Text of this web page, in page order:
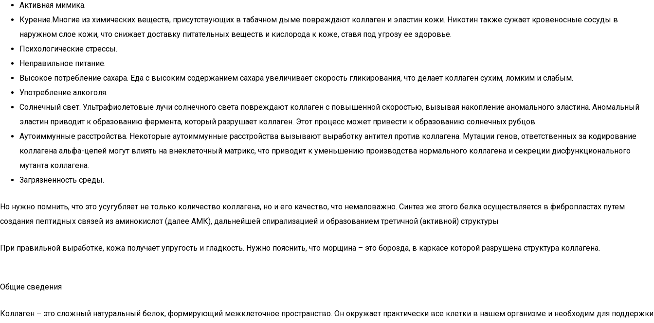
Активная мимика.
Курение.Многие из химических веществ, присутствующих в табачном дыме повреждают коллаген и эластин кожи. Никотин также сужает кровеносные сосуды в
наружном слое кожи, что снижает доставку питательных веществ и кислорода к коже, ставя под угрозу ее здоровье.
Психологические стрессы.
Неправильное питание.
Высокое потребление сахара. Еда с высоким содержанием сахара увеличивает скорость гликирования, что делает коллаген сухим, ломким и слабым.
Употребление алкоголя.
Солнечный свет. Ультрафиолетовые лучи солнечного света повреждают коллаген с повышенной скоростью, вызывая накопление аномального эластина. Аномальный
эластин приводит к образованию фермента, который разрушает коллаген. Этот процесс может привести к образованию солнечных рубцов.
Аутоиммунные расстройства. Некоторые аутоиммунные расстройства вызывают выработку антител против коллагена. Мутации генов, ответственных за кодирование
коллагена альфа-цепей могут влиять на внеклеточный матрикс, что приводит к уменьшению производства нормального коллагена и секреции дисфункционального
мутанта коллагена.
Загрязненность среды.
Но нужно помнить, что это усугубляет не только количество коллагена, но и его качество, что немаловажно. Синтез же этого белка осуществляется в фибропластах путем
создания пептидных связей из аминокислот (далее АМК), дальнейшей спирализацией и образованием третичной (активной) структуры
При правильной выработке, кожа получает упругость и гладкость. Нужно пояснить, что морщина – это борозда, в каркасе которой разрушена структура коллагена.
Общие сведения
Коллаген – это сложный натуральный белок, формирующий межклеточное пространство. Он окружает практически все клетки в нашем организме и необходим для поддержки